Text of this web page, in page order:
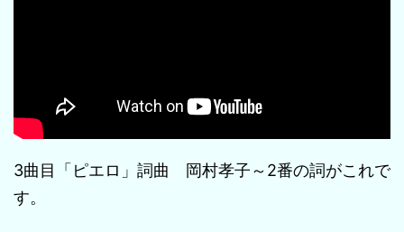
3曲目「ピエロ」詞曲 岡村孝子～2番の詞がこれで
す。